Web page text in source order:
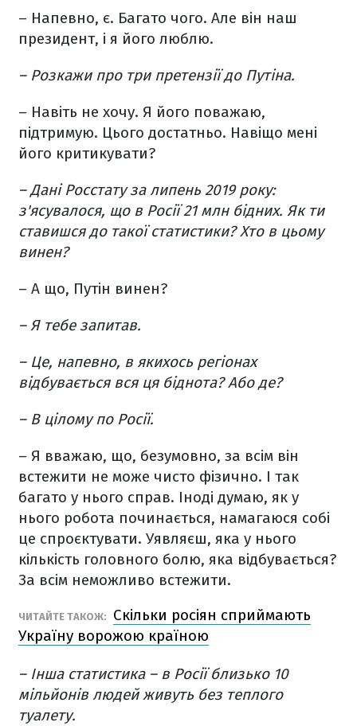
– Напевно, є. Багато чого. Але він наш
президент, і я його люблю.
– Розкажи про три претензії до Путіна.
– Навіть не хочу. Я його поважаю,
підтримую. Цього достатньо. Навіщо мені
його критикувати?
– Дані Росстату за липень 2019 року:
з'ясувалося, що в Росії 21 млн бідних. Як ти
ставишся до такої статистики? Хто в цьому
винен?
– А що, Путін винен?
– Я тебе запитав.
– Це, напевно, в якихось регіонах
відбувається вся ця біднота? Або де?
– В цілому по Росії.
– Я вважаю, що, безумовно, за всім він
встежити не може чисто фізично. І так
багато у нього справ. Іноді думаю, як у
нього робота починається, намагаюся собі
це спроєктувати. Уявляєш, яка у нього
кількість головного болю, яка відбувається?
За всім неможливо встежити.
ЧИТАЙТЕ ТАКОЖ:
Скільки росіян сприймають
Україну ворожою країною
– Інша статистика – в Росії близько 10
мільйонів людей живуть без теплого
туалету.